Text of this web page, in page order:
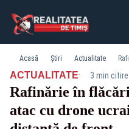
Acasă Știri Actualitate
ACTUALITATE· 3 min citire
Rafinărie în
atac cu drone